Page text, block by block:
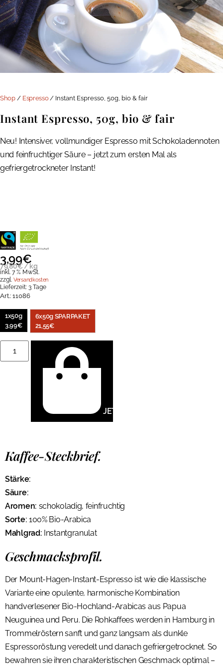
Shop/ Espresso/ Instant Espresso, 50g, bio & fair
Instant Espresso, 50g, bio & fair
Neu! Intensiver, vollmundiger Espresso mit Schokoladennoten
und feinfruchtiger Säure – jetzt zum ersten Mal als
gefriergetrockneter Instant!
3,99€
79,80€/ kg
inkl. 7 % MwSt.
zzgl. Versandkosten
Lieferzeit: 3 Tage
Art.: 11086
1x50g
3,99€
6x50g SPARPAKET
21,55€
Instant
Espresso,
50g,
JETZT KAUFEN
Kaffee-Steckbrief.
Stärke:
Säure:
Aromen: schokoladig, feinfruchtig
Sorte: 100% Bio-Arabica
Mahlgrad: Instantgranulat
Geschmacksprofil.
Der Mount-Hagen-Instant-Espresso ist wie die klassische
Variante eine opulente, harmonische Kombination
handverlesener Bio-Hochland-Arabicas aus Papua
Neuguinea und Peru. Die Rohkaffees werden in Hamburg in
Trommelröstern sanft und ganz langsam als dunkle
Espressoröstung veredelt und danach gefriergetrocknet. So
bewahren sie ihren charakteristischen Geschmack optimal –